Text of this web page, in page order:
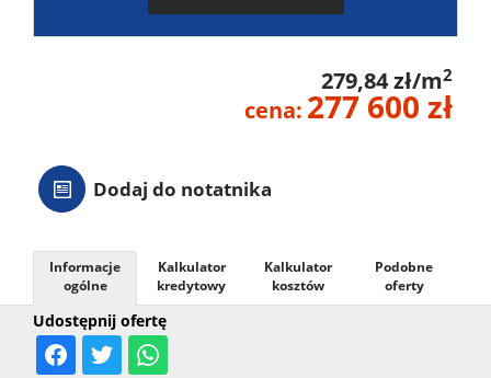
279,84 zł/m2
cena: 277 600 zł
Dodaj do notatnika
Udostępnij ofertę
Informacje
ogólne
Kalkulator
kredytowy
Kalkulator
kosztów
Podobne
oferty